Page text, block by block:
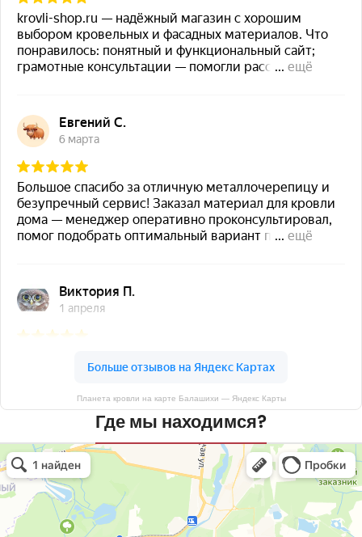
Планета кровли на карте Балашихи — Яндекс Карты
Где мы находимся?
Планета кровли
Кровля и кровельные материалы в Балашихе
Окна в Балашихе